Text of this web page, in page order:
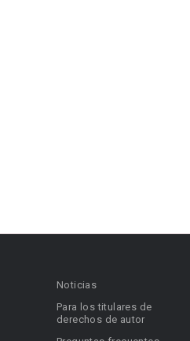
Noticias
Para los titulares de
derechos de autor